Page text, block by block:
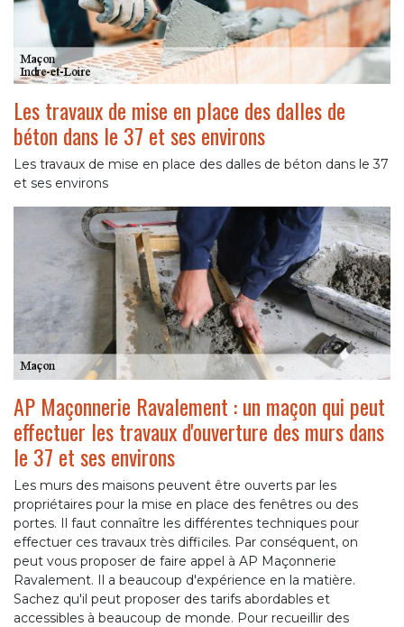
Les travaux de mise en place des dalles de
béton dans le 37 et ses environs
Les travaux de mise en place des dalles de béton dans le 37
et ses environs
AP Maçonnerie Ravalement : un maçon qui peut
effectuer les travaux d'ouverture des murs dans
le 37 et ses environs
Les murs des maisons peuvent être ouverts par les
propriétaires pour la mise en place des fenêtres ou des
portes. Il faut connaître les différentes techniques pour
effectuer ces travaux très difficiles. Par conséquent, on
peut vous proposer de faire appel à AP Maçonnerie
Ravalement. Il a beaucoup d'expérience en la matière.
Sachez qu'il peut proposer des tarifs abordables et
accessibles à beaucoup de monde. Pour recueillir des